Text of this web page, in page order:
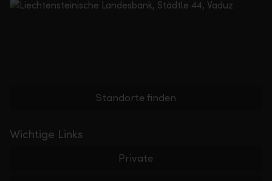
Standorte finden
Wichtige Links
Private